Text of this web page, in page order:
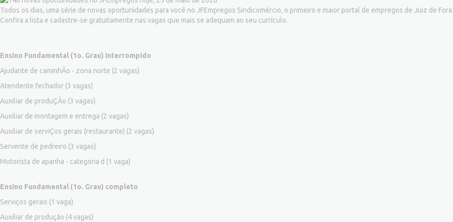
Todos os dias, uma série de novas oportunidades para você no JFEmpregos Sindicomércio, o primeiro e maior portal de empregos de Juiz de
Confira a lista e cadastre-se gratuitamente nas vagas que mais se adequam ao seu currículo.
Ensino Fundamental (1o. Grau) interrompido
Ajudante de caminhÃo - zona norte (2 vagas)
Atendente fechador (3 vagas)
Auxiliar de produÇÃo (3 vagas)
Auxiliar de montagem e entrega (2 vagas)
Auxiliar de serviÇos gerais (restaurante) (2 vagas)
Servente de pedreiro (3 vagas)
Motorista de apanha - categoria d (1 vaga)
Ensino Fundamental (1o. Grau) completo
Serviços gerais (1 vaga)
Auxiliar de produção (4 vagas)